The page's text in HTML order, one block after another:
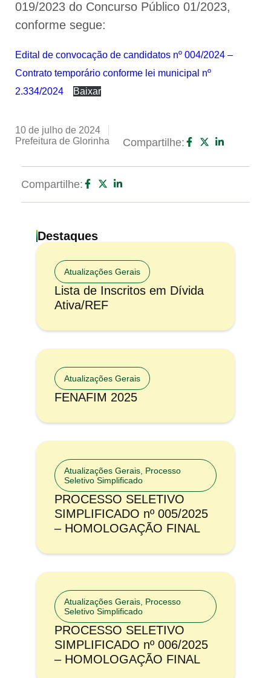
019/2023 do Concurso Público 01/2023,
conforme segue:
Edital de convocação de candidatos nº 004/2024 –
Contrato temporário conforme lei municipal nº
2.334/2024
Baixar
10 de julho de 2024
Prefeitura de Glorinha
Compartilhe:
Compartilhe:
Destaques
Atualizações Gerais
Lista de Inscritos em Dívida
Ativa/REF
Atualizações Gerais
FENAFIM 2025
Atualizações Gerais Processo
Seletivo Simplificado
PROCESSO SELETIVO
SIMPLIFICADO nº 005/2025
– HOMOLOGAÇÃO FINAL
Atualizações Gerais Processo
Seletivo Simplificado
PROCESSO SELETIVO
SIMPLIFICADO nº 006/2025
– HOMOLOGAÇÃO FINAL